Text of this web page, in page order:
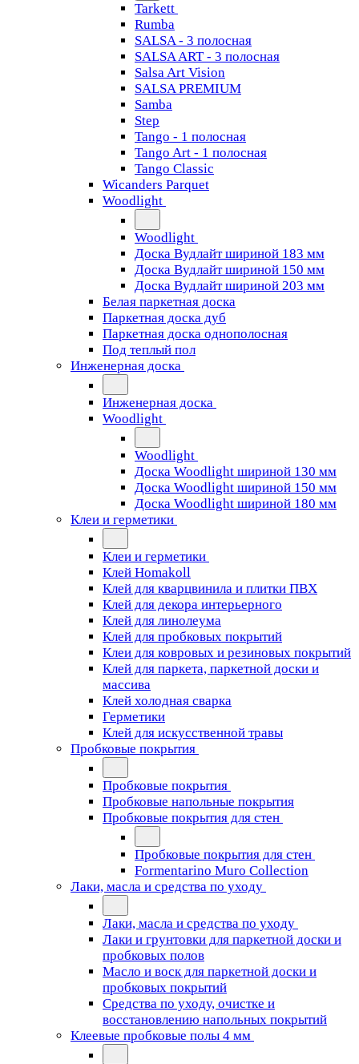
Tarkett
Rumba
SALSA - 3 полосная
SALSA ART - 3 полосная
Salsa Art Vision
SALSA PREMIUM
Samba
Step
Tango - 1 полосная
Tango Art - 1 полосная
Tango Classiс
Wicanders Parquet
Woodlight
Woodlight
Доска Вудлайт шириной 183 мм
Доска Вудлайт шириной 150 мм
Доска Вудлайт шириной 203 мм
Белая паркетная доска
Паркетная доска дуб
Паркетная доска однополосная
Под теплый пол
Инженерная доска
Инженерная доска
Woodlight
Woodlight
Доска Woodlight шириной 130 мм
Доска Woodlight шириной 150 мм
Доска Woodlight шириной 180 мм
Клеи и герметики
Клеи и герметики
Клей Homakoll
Клей для кварцвинила и плитки ПВХ
Клей для декора интерьерного
Клей для линолеума
Клей для пробковых покрытий
Клеи для ковровых и резиновых покрытий
Клей для паркета, паркетной доски и
массива
Клей холодная сварка
Герметики
Клей для искусственной травы
Пробковые покрытия
Пробковые покрытия
Пробковые напольные покрытия
Пробковые покрытия для стен
Пробковые покрытия для стен
Formentarino Muro Collection
Лаки, масла и средства по уходу
Лаки, масла и средства по уходу
Лаки и грунтовки для паркетной доски и
пробковых полов
Масло и воск для паркетной доски и
пробковых покрытий
Средства по уходу, очистке и
восстановлению напольных покрытий
Клеевые пробковые полы 4 мм